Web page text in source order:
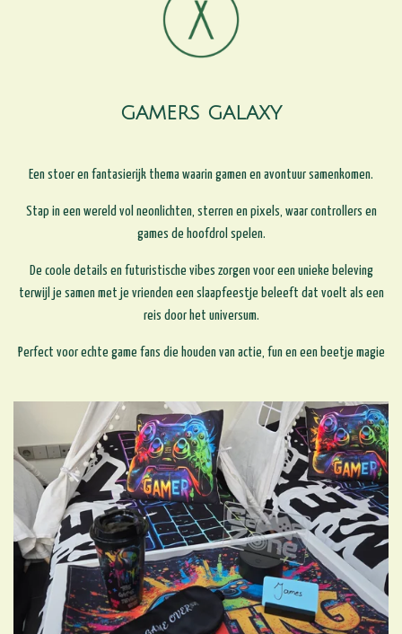
GAMERS GALAXY
Een stoer en fantasierijk thema waarin gamen en avontuur samenkomen.
Stap in een wereld vol neonlichten, sterren en pixels, waar controllers en
games de hoofdrol spelen.
De coole details en futuristische vibes zorgen voor een unieke beleving
terwijl je samen met je vrienden een slaapfeestje beleeft dat voelt als een
reis door het universum.
Perfect voor echte game fans die houden van actie, fun en een beetje magie